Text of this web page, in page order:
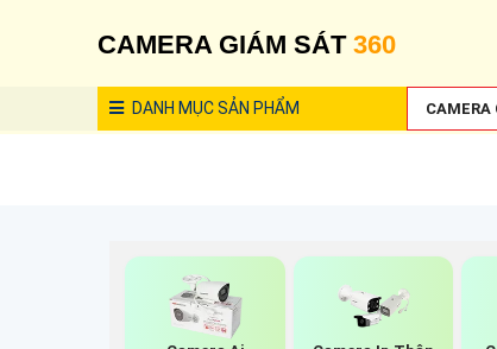
CAMERA GIÁM SÁT 360
DANH MỤCSẢN PHẨM CAMERA